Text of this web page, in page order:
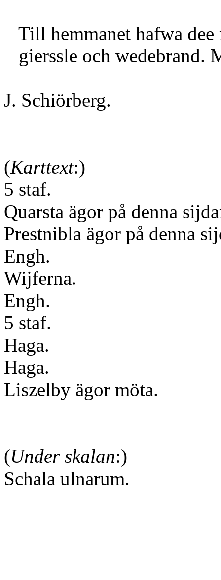
Till hemmanet hafwa
gierssle och wedebrand.
J. Schiörberg.
(Karttext:)
5 staf.
Quarsta ägor på denna
Prestnibla ägor på denna
Engh.
Wijferna.
Engh.
5 staf.
Haga.
Haga.
Liszelby ägor möta.
(Under skalan:)
Schala ulnarum.